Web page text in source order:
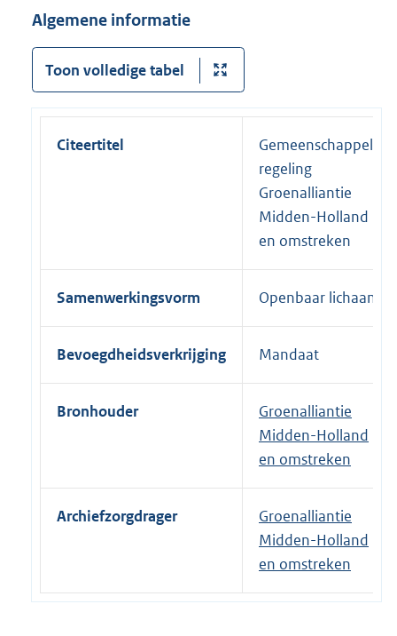
Algemene informatie
Toon volledige tabel
Citeertitel
Gemeenschappelijk
regeling
Groenalliantie
Midden-Holland
en omstreken
Samenwerkingsvorm Openbaar lichaam
Bevoegdheidsverkrijging Mandaat
Bronhouder
Groenalliantie
Midden-Holland
en omstreken
Archiefzorgdrager
Groenalliantie
Midden-Holland
en omstreken